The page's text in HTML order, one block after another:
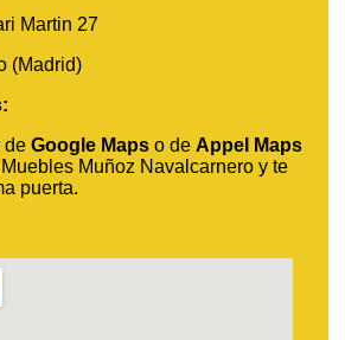
Martin 27
(Madrid)
de Google Maps o de Appel Maps
Muñoz Navalcarnero y te
puerta.